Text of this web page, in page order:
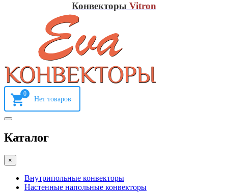
Конвекторы Vitron
0
Каталог
×
Внутрипольные конвекторы
Настенные напольные конвекторы